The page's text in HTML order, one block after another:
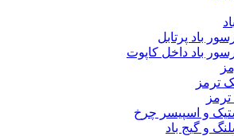
باد پرتابل
باد داخل کاپوت
ترمز
و اسپیسر چرخ
و گیج باد